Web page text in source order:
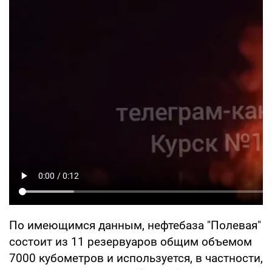
По имеющимся данным, нефтебаза "Полевая"
состоит из 11 резервуаров общим объемом
7000 кубометров и используется, в частности,